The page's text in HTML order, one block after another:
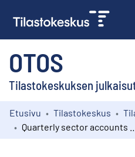
OTOS
Tilastokeskuksen
Kokoelmat
Etusivu Tilastokeskus